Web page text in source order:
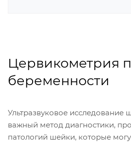
Цервикометрия
беременности
Ультразвуковое исследование
важный метод диагностики,
патологий шейки, которые